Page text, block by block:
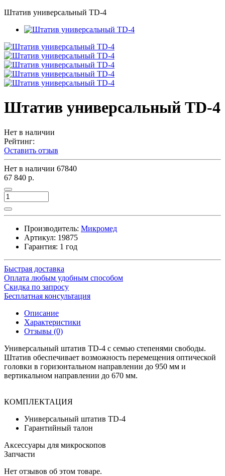
Штатив универсальный TD-4
Штатив универсальный TD-4
Нет в наличии
Рейтинг:
Оставить отзыв
Нет в наличии 67840
67 840 р.
Производитель: Микромед
Артикул: 19875
Гарантия: 1 год
Быстрая доставка
Оплата любым удобным способом
Скидка по запросу
Бесплатная консультация
Описание
Характеристики
Отзывы (0)
Универсальный штатив TD-4 с семью степенями свободы.
Штатив обеспечивает возможность перемещения оптической
головки в горизонтальном направлении до 950 мм и
вертикальном направлении до 670 мм.
КОМПЛЕКТАЦИЯ
Универсальный штатив TD-4
Гарантийный талон
Аксессуары для микроскопов
Запчасти
Нет отзывов об этом товаре.